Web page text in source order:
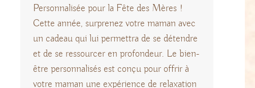
Personnalisée pour la Fête des Mères !
Cette année, surprenez votre maman avec
un cadeau qui lui permettra de se détendre
et de se ressourcer en profondeur. Le bien-
être personnalisés est conçu pour offrir à
votre maman une expérience de relaxation